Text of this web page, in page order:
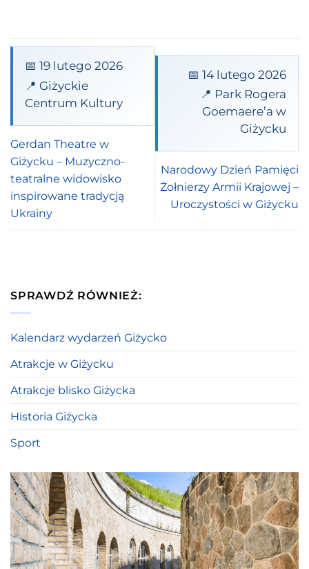
📅 19 lutego 2026
📍 Giżyckie
Centrum Kultury
Gerdan Theatre w
Giżycku – Muzyczno-
teatralne widowisko
inspirowane tradycją
Ukrainy
📅 14 lutego 2026
📍 Park Rogera
Goemaere’a w
Giżycku
Narodowy Dzień Pamięci
Żołnierzy Armii Krajowej –
Uroczystości w Giżycku
SPRAWDŹ RÓWNIEŻ:
Kalendarz wydarzeń Giżycko
Atrakcje w Giżycku
Atrakcje blisko Giżycka
Historia Giżycka
Sport